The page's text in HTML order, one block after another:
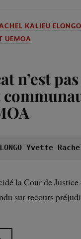
KALIEU ELONGO
UEMOA
n’est
Yvette
la Cour de
sur recours